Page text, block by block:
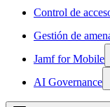
Control de
Gestión de
Jamf for Mobile
AI Governance